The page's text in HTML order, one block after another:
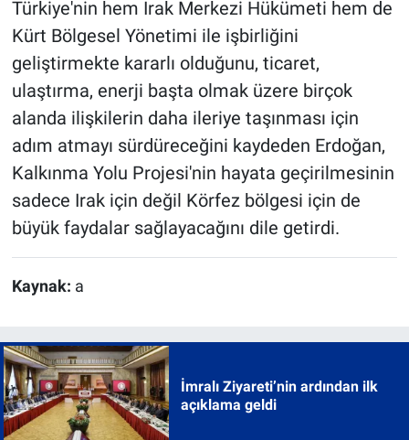
Türkiye'nin hem Irak Merkezi Hükümeti hem de
Kürt Bölgesel Yönetimi ile işbirliğini
geliştirmekte kararlı olduğunu, ticaret,
ulaştırma, enerji başta olmak üzere birçok
alanda ilişkilerin daha ileriye taşınması için
adım atmayı sürdüreceğini kaydeden Erdoğan,
Kalkınma Yolu Projesi'nin hayata geçirilmesinin
sadece Irak için değil Körfez bölgesi için de
büyük faydalar sağlayacağını dile getirdi.
Kaynak: a
İmralı Ziyareti’nin ardından ilk
açıklama geldi